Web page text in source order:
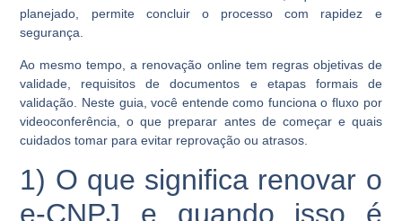
planejado, permite concluir o processo com rapidez e
segurança.
Ao mesmo tempo, a renovação online tem regras objetivas de
validade, requisitos de documentos e etapas formais de
validação. Neste guia, você entende como funciona o fluxo por
videoconferência, o que preparar antes de começar e quais
cuidados tomar para evitar reprovação ou atrasos.
1) O que significa renovar o
e-CNPJ e quando isso é